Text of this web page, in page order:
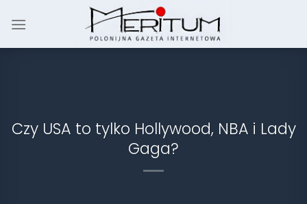
Czy USA to tylko Hollywood, NBA i Lady
Gaga?